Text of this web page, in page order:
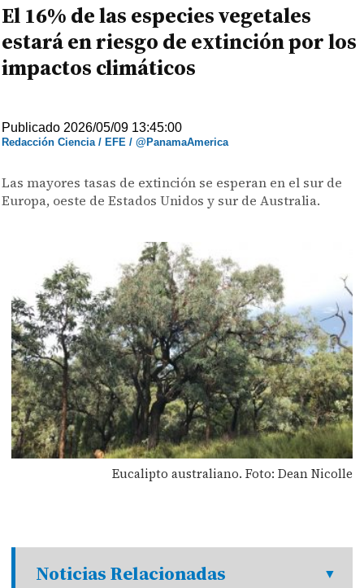
El 16% de las especies vegetales
estará en riesgo de extinción por los
impactos climáticos
Publicado 2026/05/09 13:45:00
Redacción Ciencia / EFE / @PanamaAmerica
Las mayores tasas de extinción se esperan en el sur de
Europa, oeste de Estados Unidos y sur de Australia.
Eucalipto australiano. Foto: Dean Nicolle
Noticias Relacionadas